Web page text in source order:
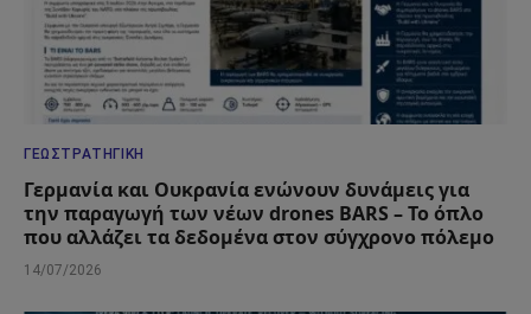
ΓΕΩΣΤΡΑΤΗΓΙΚΉ
Γερμανία και Ουκρανία ενώνουν δυνάμεις για
την παραγωγή των νέων drones BARS – Το όπλο
που αλλάζει τα δεδομένα στον σύγχρονο πόλεμο
14/07/2026